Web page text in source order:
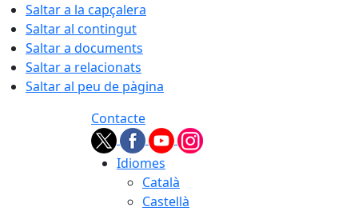
Saltar a la capçalera
Saltar al contingut
Saltar a documents
Saltar a relacionats
Saltar al peu de pàgina
Contacte
Idiomes
Català
Castellà